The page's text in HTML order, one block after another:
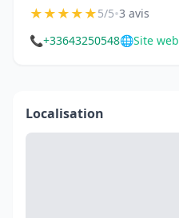
★★★★★5/5•3 avis
📞+33643250548🌐Site web
Localisation